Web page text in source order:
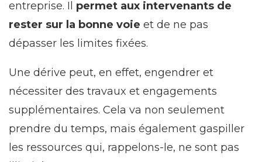
entreprise. Il permet aux intervenants de
rester sur la bonne voie et de ne pas
dépasser les limites fixées.
Une dérive peut, en effet, engendrer et
nécessiter des travaux et engagements
supplémentaires. Cela va non seulement
prendre du temps, mais également gaspiller
les ressources qui, rappelons-le, ne sont pas